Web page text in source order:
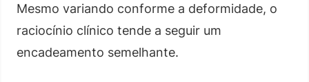
Mesmo variando conforme a deformidade, o
raciocínio clínico tende a seguir um
encadeamento semelhante.